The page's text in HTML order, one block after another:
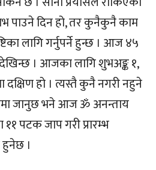
पाउने दिन हो, तर कुनैकुनै काम
लागि गर्नुपर्ने हुन्छ । आज ४५
। आजका लागि शुभअङ्क १,
हो । त्यस्तै कुनै नगरी नहुने
जानुछ भने आज ॐ अनन्ताय
११ पटक जाप गरी प्रारम्भ
।